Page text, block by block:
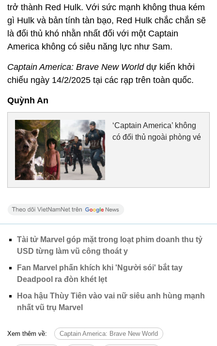
trở thành Red Hulk. Với sức mạnh không thua kém
gì Hulk và bản tính tàn bạo, Red Hulk chắc chắn sẽ
là đối thủ khó nhằn nhất đối với một Captain
America không có siêu năng lực như Sam.
Captain America: Brave New World dự kiến khởi
chiếu ngày 14/2/2025 tại các rạp trên toàn quốc.
Quỳnh An
‘Captain America’ không
có đối thủ ngoài phòng vé
Tài tử Marvel góp mặt trong loạt phim doanh thu tỷ
USD từng làm vũ công thoát y
Fan Marvel phấn khích khi 'Người sói' bắt tay
Deadpool ra đòn khét lẹt
Hoa hậu Thùy Tiên vào vai nữ siêu anh hùng mạnh
nhất vũ trụ Marvel
Xem thêm về: Captain America: Brave New World